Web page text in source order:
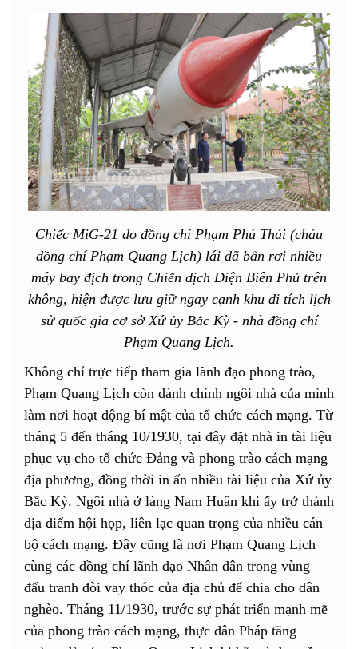
Chiếc MiG-21 do đồng chí Phạm Phú Thái (cháu
đồng chí Phạm Quang Lịch) lái đã bắn rơi nhiều
máy bay địch trong Chiến dịch Điện Biên Phủ trên
không, hiện được lưu giữ ngay cạnh khu di tích lịch
sử quốc gia cơ sở Xứ ủy Bắc Kỳ - nhà đồng chí
Phạm Quang Lịch.
Không chỉ trực tiếp tham gia lãnh đạo phong trào,
Phạm Quang Lịch còn dành chính ngôi nhà của mình
làm nơi hoạt động bí mật của tổ chức cách mạng. Từ
tháng 5 đến tháng 10/1930, tại đây đặt nhà in tài liệu
phục vụ cho tổ chức Đảng và phong trào cách mạng
địa phương, đồng thời in ấn nhiều tài liệu của Xứ ủy
Bắc Kỳ. Ngôi nhà ở làng Nam Huân khi ấy trở thành
địa điểm hội họp, liên lạc quan trọng của nhiều cán
bộ cách mạng. Đây cũng là nơi Phạm Quang Lịch
cùng các đồng chí lãnh đạo Nhân dân trong vùng
đấu tranh đòi vay thóc của địa chủ để chia cho dân
nghèo. Tháng 11/1930, trước sự phát triển mạnh mẽ
của phong trào cách mạng, thực dân Pháp tăng